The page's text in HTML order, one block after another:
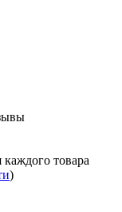
каждого товара
)